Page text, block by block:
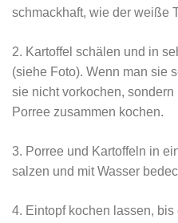
schmackhaft, wie der weiße
2. Kartoffel schälen und in
(siehe Foto). Wenn man sie
sie nicht vorkochen,
Porree zusammen kochen.
3. Porree und Kartoffeln in
salzen und mit Wasser
4. Eintopf kochen lassen,